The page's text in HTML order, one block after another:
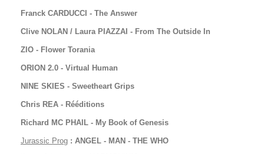
Franck CARDUCCI - The Answer
Clive NOLAN / Laura PIAZZAI - From The Outside In
ZIO - Flower Torania
ORION 2.0 - Virtual Human
NINE SKIES - Sweetheart Grips
Chris REA - Rééditions
Richard MC PHAIL - My Book of Genesis
Jurassic Prog : ANGEL - MAN - THE WHO